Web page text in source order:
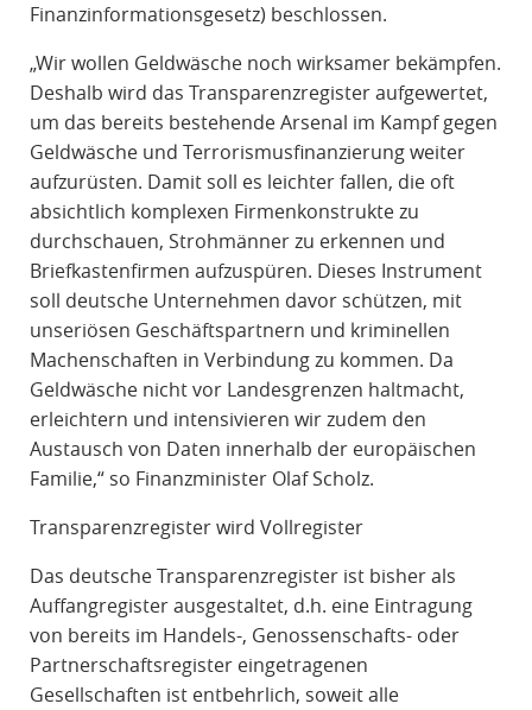
Finanzinformationsgesetz) beschlossen.
„Wir wollen Geldwäsche noch wirksamer bekämpfen.
Deshalb wird das Transparenzregister aufgewertet,
um das bereits bestehende Arsenal im Kampf gegen
Geldwäsche und Terrorismusfinanzierung weiter
aufzurüsten. Damit soll es leichter fallen, die oft
absichtlich komplexen Firmenkonstrukte zu
durchschauen, Strohmänner zu erkennen und
Briefkastenfirmen aufzuspüren. Dieses Instrument
soll deutsche Unternehmen davor schützen, mit
unseriösen Geschäftspartnern und kriminellen
Machenschaften in Verbindung zu kommen. Da
Geldwäsche nicht vor Landesgrenzen haltmacht,
erleichtern und intensivieren wir zudem den
Austausch von Daten innerhalb der europäischen
Familie,“ so Finanzminister Olaf Scholz.
Transparenzregister wird Vollregister
Das deutsche Transparenzregister ist bisher als
Auffangregister ausgestaltet, d.h. eine Eintragung
von bereits im Handels-, Genossenschafts- oder
Partnerschaftsregister eingetragenen
Gesellschaften ist entbehrlich, soweit alle